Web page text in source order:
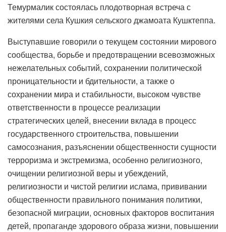
Темурмалик состоялась плодотворная встреча с
жителями села Кушкия сельского джамоата Кушктеппа.
Выступавшие говорили о текущем состоянии мирового
сообщества, борьбе и предотвращении всевозможных
нежелательных событий, сохранении политической
проницательности и бдительности, а также о
сохранении мира и стабильности, высоком чувстве
ответственности в процессе реализации
стратегических целей, внесении вклада в процесс
государственного строительства, повышении
самосознания, разъяснении общественности сущности
терроризма и экстремизма, особенно религиозного,
очищении религиозной веры и убеждений,
религиозности и чистой религии ислама, прививании
общественности правильного понимания политики,
безопасной миграции, основных факторов воспитания
детей, пропаганде здорового образа жизни, повышении